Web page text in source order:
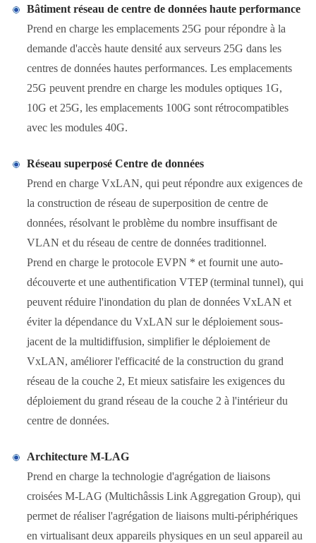
Bâtiment réseau de centre de données haute performance
Prend en charge les emplacements 25G pour répondre à la
demande d'accès haute densité aux serveurs 25G dans les
centres de données hautes performances. Les emplacements
25G peuvent prendre en charge les modules optiques 1G,
10G et 25G, les emplacements 100G sont rétrocompatibles
avec les modules 40G.
Réseau superposé Centre de données
Prend en charge VxLAN, qui peut répondre aux exigences de
la construction de réseau de superposition de centre de
données, résolvant le problème du nombre insuffisant de
VLAN et du réseau de centre de données traditionnel.
Prend en charge le protocole EVPN * et fournit une auto-
découverte et une authentification VTEP (terminal tunnel), qui
peuvent réduire l'inondation du plan de données VxLAN et
éviter la dépendance du VxLAN sur le déploiement sous-
jacent de la multidiffusion, simplifier le déploiement de
VxLAN, améliorer l'efficacité de la construction du grand
réseau de la couche 2, Et mieux satisfaire les exigences du
déploiement du grand réseau de la couche 2 à l'intérieur du
centre de données.
Architecture M-LAG
Prend en charge la technologie d'agrégation de liaisons
croisées M-LAG (Multichâssis Link Aggregation Group), qui
permet de réaliser l'agrégation de liaisons multi-périphériques
en virtualisant deux appareils physiques en un seul appareil au